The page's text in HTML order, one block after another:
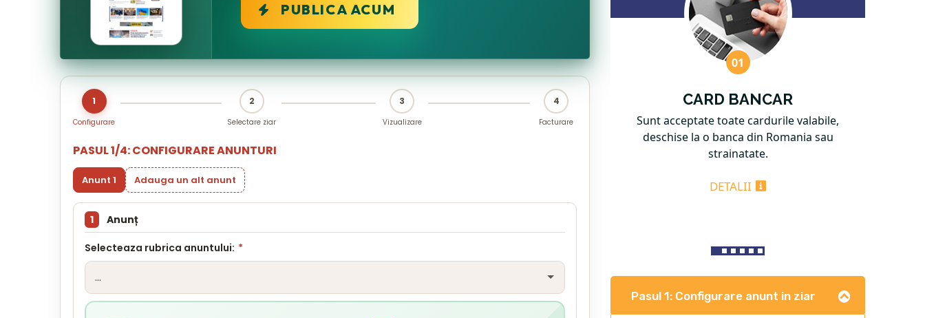
PUBLICA ACUM
1
Configurare
2
Selectare ziar
3
Vizualizare
4
Facturare
PASUL 1/4: CONFIGURARE ANUNTURI
Anunt 1 Adauga un alt anunt
1 Anunț
Selecteaza rubrica anuntului: *
CARD BANCAR
Sunt acceptate toate cardurile valabile,
deschise la o banca din Romania sau
strainatate.
DETALII
Pasul 1: Configurare anunt in ziar